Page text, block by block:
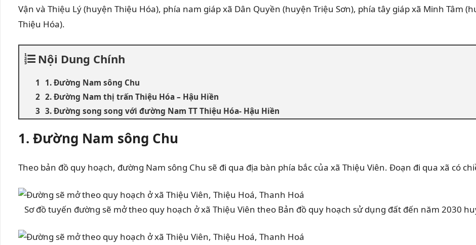
Vận và Thiệu Lý (huyện Thiệu Hóa), phía nam giáp xã Dân Quyền (huyện Triệu Sơn), phía tây giáp xã Minh Tâm
Thiệu Hóa).
Nội Dung Chính
1. Đường Nam sông Chu
2. Đường Nam thị trấn Thiệu Hóa – Hậu Hiền
3. Đường song song với đường Nam TT Thiệu Hóa- Hậu Hiền
1. Đường Nam sông Chu
Theo bản đồ quy hoạch, đường Nam sông Chu sẽ đi qua địa bàn phía bắc của xã Thiệu Viên. Đoạn đi qua xã có
Sơ đồ tuyến đường sẽ mở theo quy hoạch ở xã Thiệu Viên theo Bản đồ quy hoạch sử dụng đất đến năm